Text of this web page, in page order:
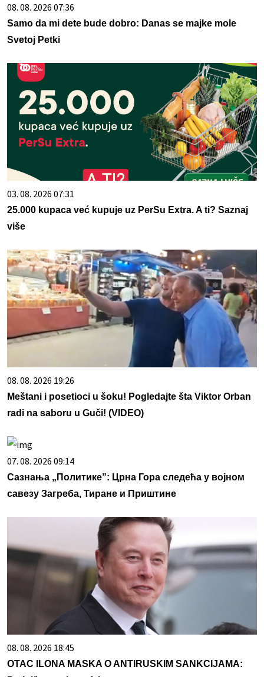
08. 08. 2026 07:36
Samo da mi dete bude dobro: Danas se majke mole
Svetoj Petki
03. 08. 2026 07:31
25.000 kupaca već kupuje uz PerSu Extra. A ti? Saznaj
više
08. 08. 2026 19:26
Meštani i posetioci u šoku! Pogledajte šta Viktor Orban
radi na saboru u Guči! (VIDEO)
07. 08. 2026 09:14
Сазнања „Политике”: Црна Гора следећа у војном
савезу Загреба, Тиране и Приштине
08. 08. 2026 18:45
OTAC ILONA MASKA O ANTIRUSKIM SANKCIJAMA: